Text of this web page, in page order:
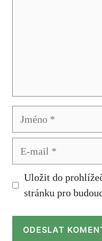
Jméno
Uložit do
stránku pro